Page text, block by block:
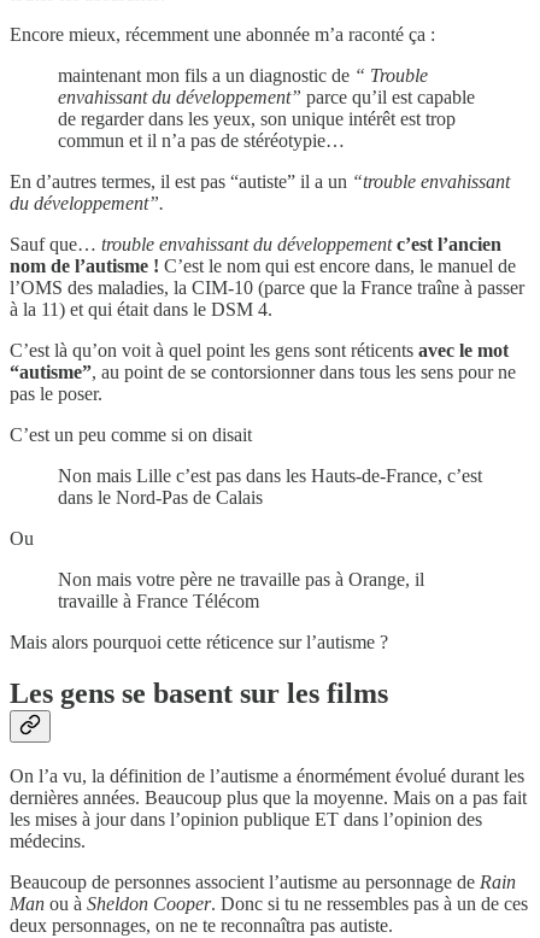
Encore mieux, récemment une abonnée m’a raconté ça :
maintenant mon fils a un diagnostic de “ Trouble
envahissant du développement” parce qu’il est capable
de regarder dans les yeux, son unique intérêt est trop
commun et il n’a pas de stéréotypie…
En d’autres termes, il est pas “autiste” il a un “trouble envahissant
du développement”.
Sauf que… trouble envahissant du développement c’est l’ancien
nom de l’autisme ! C’est le nom qui est encore dans, le manuel de
l’OMS des maladies, la CIM-10 (parce que la France traîne à passer
à la 11) et qui était dans le DSM 4.
C’est là qu’on voit à quel point les gens sont réticents avec le mot
“autisme”, au point de se contorsionner dans tous les sens pour ne
pas le poser.
C’est un peu comme si on disait
Non mais Lille c’est pas dans les Hauts-de-France, c’est
dans le Nord-Pas de Calais
Ou
Non mais votre père ne travaille pas à Orange, il
travaille à France Télécom
Mais alors pourquoi cette réticence sur l’autisme ?
Les gens se basent sur les films
On l’a vu, la définition de l’autisme a énormément évolué durant les
dernières années. Beaucoup plus que la moyenne. Mais on a pas fait
les mises à jour dans l’opinion publique ET dans l’opinion des
médecins.
Beaucoup de personnes associent l’autisme au personnage de Rain
Man ou à Sheldon Cooper. Donc si tu ne ressembles pas à un de ces
deux personnages, on ne te reconnaîtra pas autiste.